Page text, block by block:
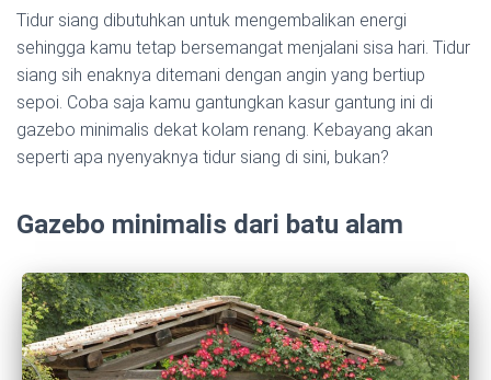
Tidur siang dibutuhkan untuk mengembalikan energi
sehingga kamu tetap bersemangat menjalani sisa hari. Tidur
siang sih enaknya ditemani dengan angin yang bertiup
sepoi. Coba saja kamu gantungkan kasur gantung ini di
gazebo minimalis dekat kolam renang. Kebayang akan
seperti apa nyenyaknya tidur siang di sini, bukan?
Gazebo minimalis dari batu alam